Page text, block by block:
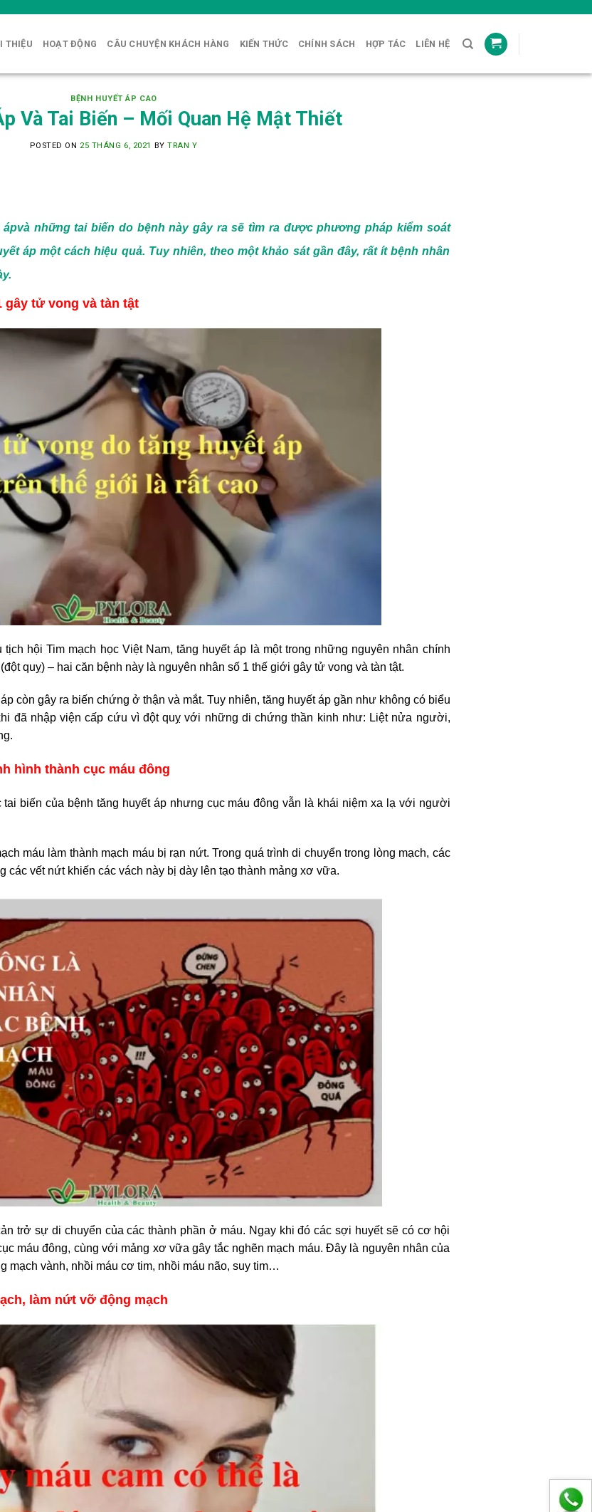
THIỆU HOẠT ĐỘNG CÂU CHUYỆN KHÁCH HÀNG KIẾN THỨC CHÍNH SÁCH HỢP TÁC LIÊN HỆ
BỆNH HUYẾT ÁP CAO
Và Tai Biến – Mối Quan Hệ Mật Thiết
POSTED ON 25 THÁNG 6, 2021 BYTRAN Y
ápvànhững tai biến do bệnh này gây ra sẽ tìm ra được phương pháp kiểm soát
áp một cách hiệu quả. Tuy nhiên, theo một khảo sát gần đây, rất ít bệnh nhân
gây tử vong và tàn tật
hội Tim mạch học Việt Nam, tăng huyết áp là một trong những nguyên nhân chính
quỵ) – hai căn bệnh này là nguyên nhân số 1 thế giới gây tử vong và tàn tật.
còn gây ra biến chứng ở thận và mắt. Tuy nhiên, tăng huyết áp gần như không có biểu
đã nhập viện cấp cứu vì đột quỵ với những di chứng thần kinh như: Liệt nửa người,
hình thành cục máu đông
biến của bệnh tăng huyết áp nhưng cục máu đông vẫn là khái niệm xa lạ với người
máu làm thành mạch máu bị rạn nứt. Trong quá trình di chuyển trong lòng mạch, các
các vết nứt khiến các vách này bị dày lên tạo thành mảng xơ vữa.
trở sự di chuyển của các thành phần ở máu. Ngay khi đó các sợi huyết sẽ có cơ hội
máu đông, cùng với mảng xơ vữa gây tắc nghẽn mạch máu. Đây là nguyên nhân của
mạch vành, nhồi máu cơ tim, nhồi máu não, suy tim…
làm nứt vỡ động mạch